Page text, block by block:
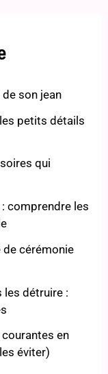
son jean
petits détails
qui
comprendre les
de cérémonie
les détruire :
en
éviter)